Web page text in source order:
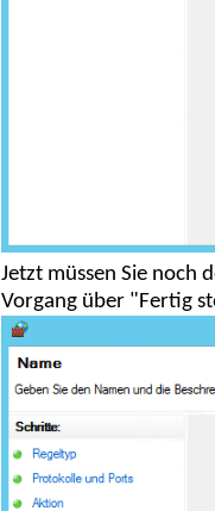
Jetzt müssen Sie noch
Vorgang über "Fertig